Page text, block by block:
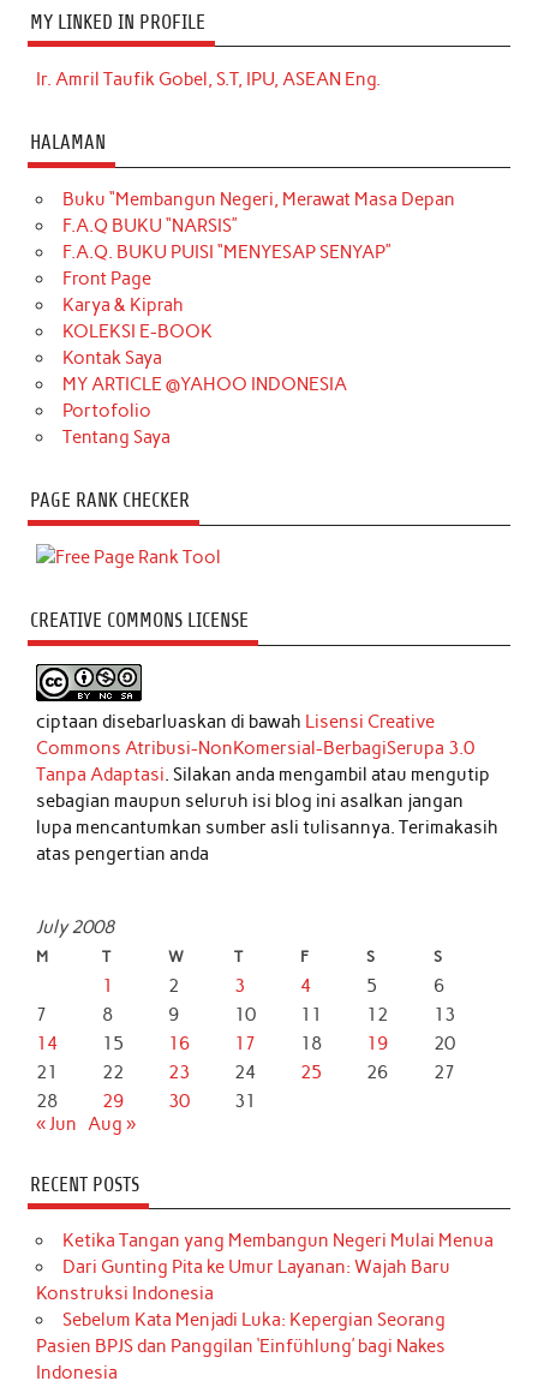
MY LINKED IN PROFILE
Ir. Amril Taufik Gobel, S.T, IPU, ASEAN Eng.
HALAMAN
Buku “Membangun Negeri, Merawat Masa Depan
F.A.Q BUKU “NARSIS”
F.A.Q. BUKU PUISI “MENYESAP SENYAP”
Front Page
Karya & Kiprah
KOLEKSI E-BOOK
Kontak Saya
MY ARTICLE @YAHOO INDONESIA
Portofolio
Tentang Saya
PAGE RANK CHECKER
CREATIVE COMMONS LICENSE
ciptaan disebarluaskan di bawah Lisensi Creative
Commons Atribusi-NonKomersial-BerbagiSerupa 3.0
Tanpa Adaptasi. Silakan anda mengambil atau mengutip
sebagian maupun seluruh isi blog ini asalkan jangan
lupa mencantumkan sumber asli tulisannya. Terimakasih
atas pengertian anda
July 2008
M T W T F S S
1 2 3 4 5
6
7
8 9 10 11 12
13
14
15 16 17 18 19
20
21
22 23 24 25 26
27
28
29 30
31
« Jun Aug »
RECENT POSTS
Ketika Tangan yang Membangun Negeri Mulai Menua
Dari Gunting Pita ke Umur Layanan: Wajah Baru
Konstruksi Indonesia
Sebelum Kata Menjadi Luka: Kepergian Seorang
Pasien BPJS dan Panggilan ‘Einfühlung’ bagi Nakes
Indonesia